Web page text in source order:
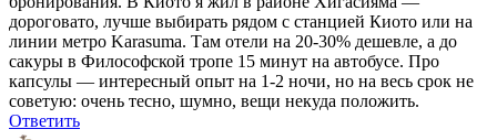
дороговато, лучше выбирать рядом с станцией Киото или на
линии метро Karasuma. Там отели на 20-30% дешевле, а до
сакуры в Философской тропе 15 минут на автобусе. Про
капсулы — интересный опыт на 1-2 ночи, но на весь срок не
советую: очень тесно, шумно, вещи некуда положить.
Ответить